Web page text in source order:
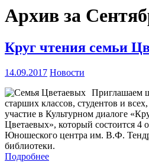
Архив за
Круг чтения семьи
14.09.2017 Новости
Приглашаем
старших классов, студентов и
участие в Культурном диалоге
Цветаевых», который состоится 4
Юношеского центра им. В.Ф.
библиотеки.
Подробнее